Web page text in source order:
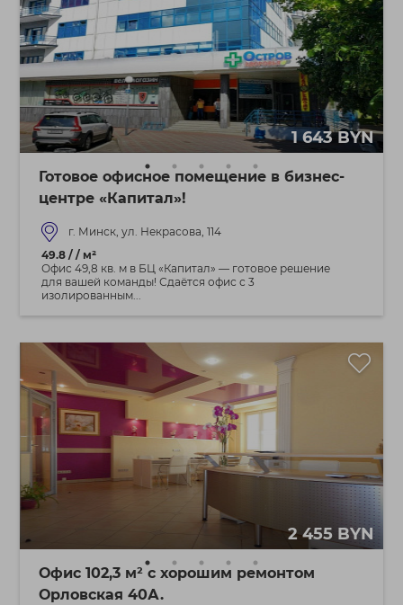
1 643 BYN
Готовое офисное помещение в бизнес-
центре «Капитал»!
г. Минск, ул. Некрасова, 114
49.8 / / м²
Офис 49,8 кв. м в БЦ «Капитал» — готовое решение
для вашей команды! Сдаётся офис с 3
изолированным...
2 455 BYN
Офис 102,3 м² с хорошим ремонтом
Орловская 40А.